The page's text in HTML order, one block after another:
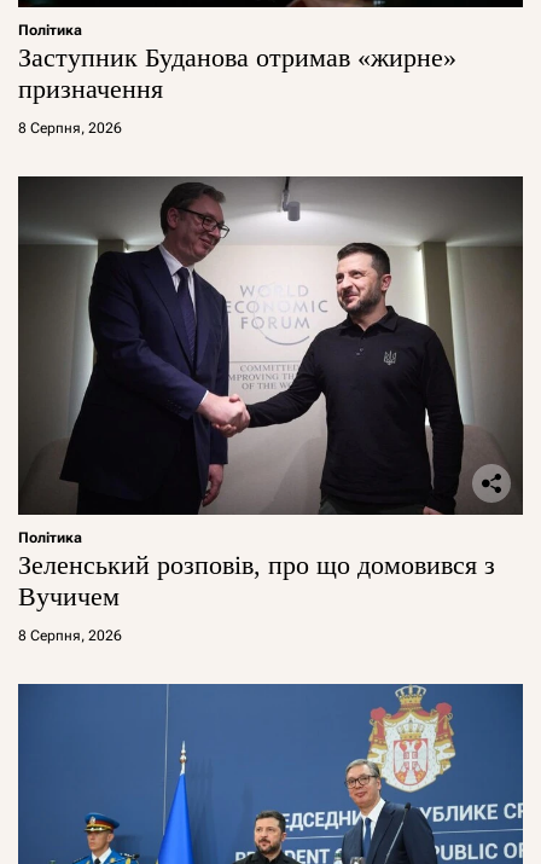
Політика
Заступник Буданова отримав «жирне»
призначення
8 Серпня, 2026
Політика
Зеленський розповів, про що домовився з
Вучичем
8 Серпня, 2026